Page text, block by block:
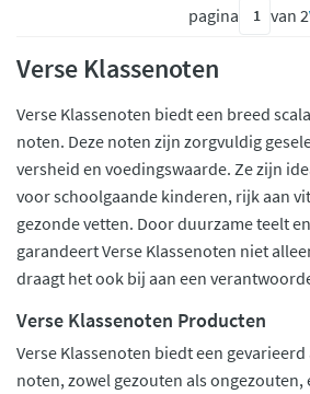
pagina van 2
Verse Klassenoten
Verse Klassenoten biedt een breed
noten. Deze noten zijn zorgvuldig
versheid en voedingswaarde. Ze zijn
voor schoolgaande kinderen, rijk aan
gezonde vetten. Door duurzame teelt
garandeert Verse Klassenoten niet
draagt het ook bij aan een
Verse Klassenoten Producten
Verse Klassenoten biedt een
noten, zowel gezouten als ongezouten,